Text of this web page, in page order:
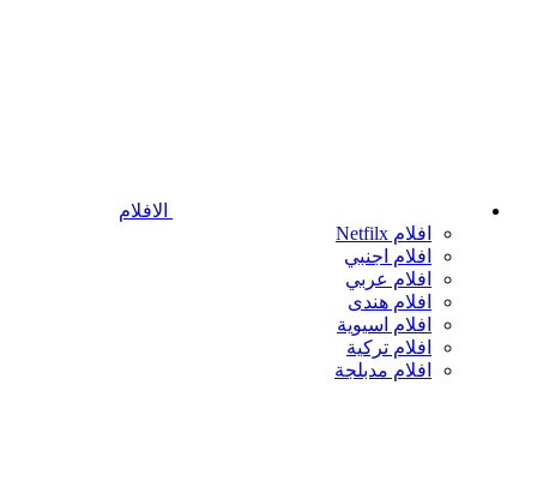
الافلام
افلام Netfilx
افلام اجنبي
افلام عربي
افلام هندى
افلام اسيوية
افلام تركية
افلام مدبلجة